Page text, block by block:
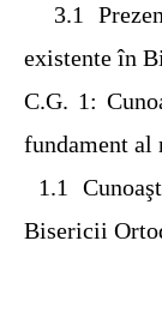
3.1
existente în
C.G. 1:
fundament
1.1
Bisericii